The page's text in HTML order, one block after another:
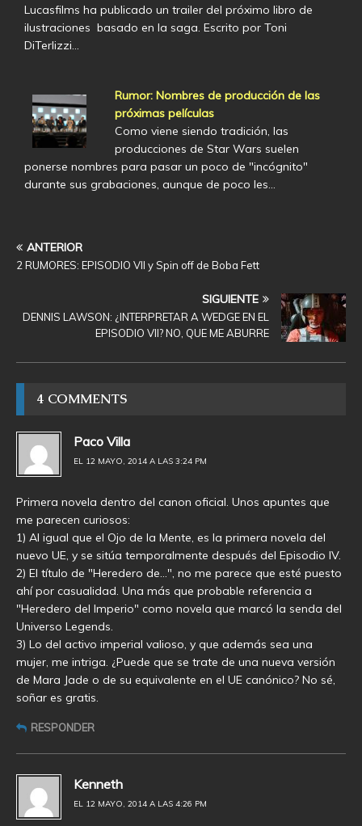
Lucasfilms ha publicado un trailer del próximo libro de
ilustraciones basado en la saga. Escrito por Toni
DiTerlizzi…
Rumor: Nombres de producción de las
próximas películas
Como viene siendo tradición, las
producciones de Star Wars suelen
ponerse nombres para pasar un poco de "incógnito"
durante sus grabaciones, aunque de poco les…
ANTERIOR
2 RUMORES: EPISODIO VII y Spin off de Boba Fett
SIGUIENTE
DENNIS LAWSON: ¿INTERPRETAR A WEDGE EN EL
EPISODIO VII? NO, QUE ME ABURRE
4 COMMENTS
Paco Villa
EL 12 MAYO, 2014 A LAS 3:24 PM
Primera novela dentro del canon oficial. Unos apuntes que
me parecen curiosos:
1) Al igual que el Ojo de la Mente, es la primera novela del
nuevo UE, y se sitúa temporalmente después del Episodio IV.
2) El título de "Heredero de…", no me parece que esté puesto
ahí por casualidad. Una más que probable referencia a
"Heredero del Imperio" como novela que marcó la senda del
Universo Legends.
3) Lo del activo imperial valioso, y que además sea una
mujer, me intriga. ¿Puede que se trate de una nueva versión
de Mara Jade o de su equivalente en el UE canónico? No sé,
soñar es gratis.
RESPONDER
Kenneth
EL 12 MAYO, 2014 A LAS 4:26 PM